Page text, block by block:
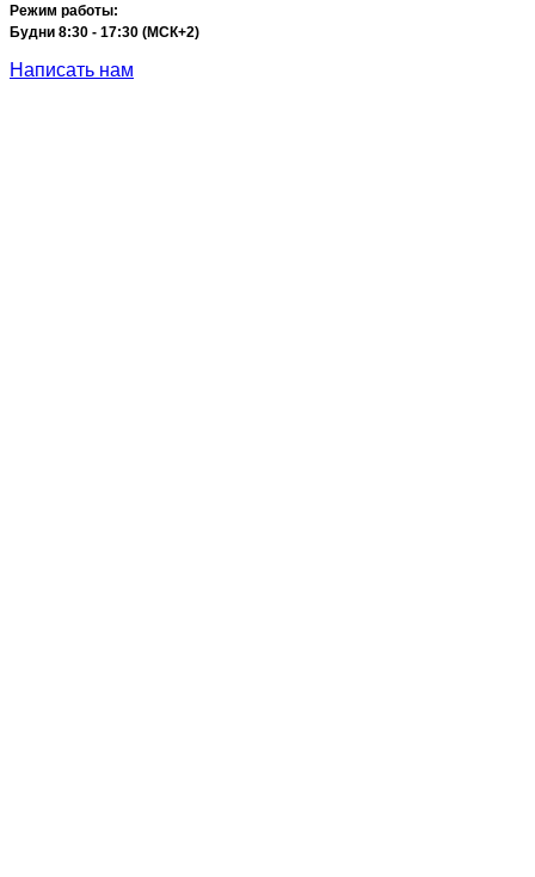
Режим работы:
Будни 8:30 - 17:30 (МСК+2)
Написать нам